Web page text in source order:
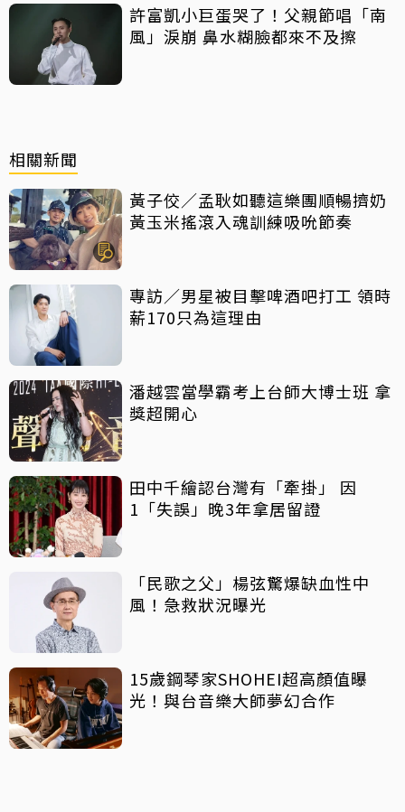
許富凱小巨蛋哭了！父親節唱「南
風」淚崩 鼻水糊臉都來不及擦
相關新聞
黃子佼／孟耿如聽這樂團順暢擠奶
黃玉米搖滾入魂訓練吸吮節奏
專訪／男星被目擊啤酒吧打工 領時
薪170只為這理由
潘越雲當學霸考上台師大博士班 拿
獎超開心
田中千繪認台灣有「牽掛」 因
1「失誤」晚3年拿居留證
「民歌之父」楊弦驚爆缺血性中
風！急救狀況曝光
15歲鋼琴家SHOHEI超高顏值曝
光！與台音樂大師夢幻合作